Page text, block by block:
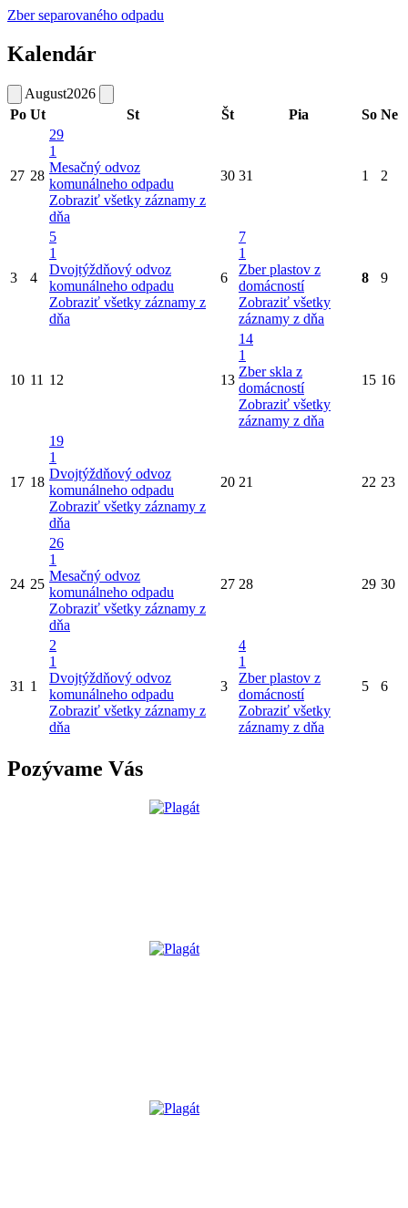
Zber separovaného odpadu
Kalendár
August2026
Po Ut St Št Pia So Ne
27 28
29
1
Mesačný odvoz
komunálneho odpadu
Zobraziť všetky záznamy z
dňa
30 31 1 2
3 4
5
1
Dvojtýždňový odvoz
komunálneho odpadu
Zobraziť všetky záznamy z
dňa
6
7
1
Zber plastov z
domácností
Zobraziť všetky
záznamy z dňa
8 9
10 11 12 13
14
1
Zber skla z
domácností
Zobraziť všetky
záznamy z dňa
15 16
17 18
19
1
Dvojtýždňový odvoz
komunálneho odpadu
Zobraziť všetky záznamy z
dňa
20 21 22 23
24 25
26
1
Mesačný odvoz
komunálneho odpadu
Zobraziť všetky záznamy z
dňa
27 28 29 30
31 1
2
1
Dvojtýždňový odvoz
komunálneho odpadu
Zobraziť všetky záznamy z
dňa
3
4
1
Zber plastov z
domácností
Zobraziť všetky
záznamy z dňa
5 6
Pozývame Vás